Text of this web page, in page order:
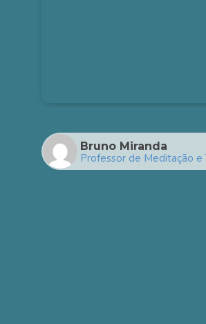
Bruno Miranda
Professor de Meditação e